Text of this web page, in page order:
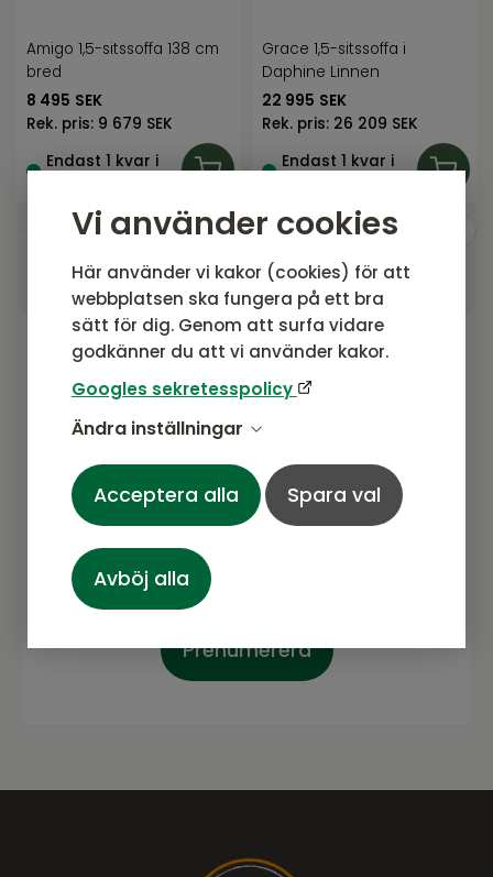
Vi använder cookies
Här använder vi kakor (cookies) för att
webbplatsen ska fungera på ett bra
sätt för dig. Genom att surfa vidare
godkänner du att vi använder kakor.
Googles sekretesspolicy
Ändra inställningar
Acceptera alla Spara val
Avböj alla
Amigo 1,5-sitssoffa 138 cm
bred
8 495 SEK
Rek. pris: 9 679 SEK
Endast 1 kvar i
Grace 1,5-sitssoffa i
Daphine Linnen
22 995 SEK
Rek. pris: 26 209 SEK
Endast 1 kvar i
Här kommer vi dela senaste nytt om
produkter, erbjudanden och annat
spännande.
Prenumerera